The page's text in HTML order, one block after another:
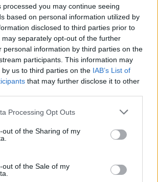
processed you may continue seeing
based on personal information utilized by
disclosed to third parties prior to
separately opt-out of the further
personal information by third parties on the
participants. This information may
us to third parties on the IAB’s List of
that may further disclose it to other
website/app uses one or more Google
visit or usage behaviour. You may click to
to Google and its third-party tags to
below specified purposes in below Google
Processing Opt Outs
out of the Sharing of my
out of the Sale of my